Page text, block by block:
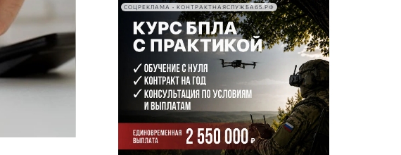
СОЦРЕКЛАМА • КОНТРАКТНАЯСЛУЖБА65.РФ